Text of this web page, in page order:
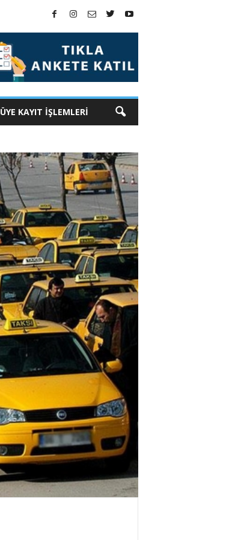
ÜYE KAYIT İŞLEMLERİ